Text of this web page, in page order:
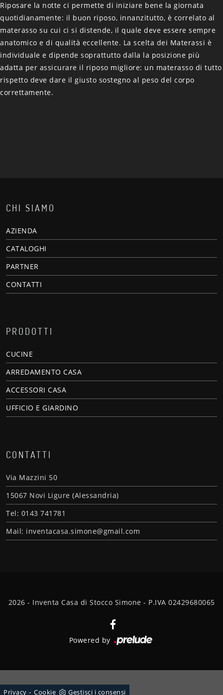
Riposare la notte ci permette di iniziare bene la giornata
quotidianamente: il buon riposo, innanzitutto, è correlato al
materasso su cui ci si distende, il quale deve essere sempre
anatomico e di qualità eccellente. La scelta dei Materassi è
individuale e dipende soprattutto dalla la posizione più
adatta per assicurare il riposo migliore: un materasso di tutto
rispetto deve dare il giusto sostegno al peso del corpo
correttamente.
CHI SIAMO
AZIENDA
CATALOGHI
PARTNER
CONTATTI
PRODOTTI
CUCINE
ARREDAMENTO CASA
ACCESSORI CASA
UFFICIO E GIARDINO
CONTATTI
Via Mazzini 50
15067 Novi Ligure (Alessandria)
Tel: 0143 741781
Mail: inventacasa.simone@gmail.com
2026 - Inventa Casa di Stocco Simone - P.IVA 02429680065
Powered by
Privacy - Cookie Gestisci i consensi